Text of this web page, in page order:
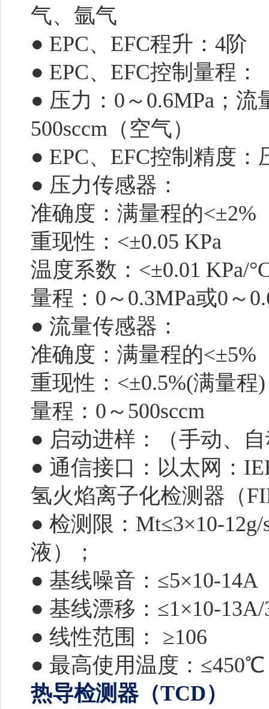
气、氩气
● EPC、EFC程升：4阶
● EPC、EFC控制量程：
● 压力：0～0.6MPa；流
500sccm（空气）
● EPC、EFC控制精度：
● 压力传感器：
准确度：满量程的<±2%
重现性：<±0.05 KPa
温度系数：<±0.01 KPa/
量程：0～0.3MPa或0～
● 流量传感器：
准确度：满量程的<±5%
重现性：<±0.5%(满量程
量程：0～500sccm
● 启动进样：（手动、
● 通信接口：以太网：
氢火焰离子化检测器（
● 检测限：Mt≤3×10-
液）；
● 基线噪音：≤5×10-14A
● 基线漂移：≤1×10-
● 线性范围： ≥106
● 最高使用温度：
热导检测器（TCD）